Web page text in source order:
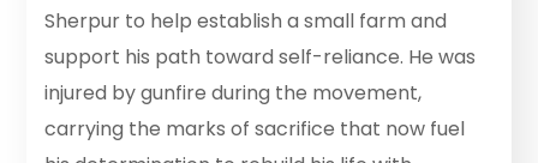
Sherpur to help establish a small farm and
support his path toward self-reliance. He was
injured by gunfire during the movement,
carrying the marks of sacrifice that now fuel